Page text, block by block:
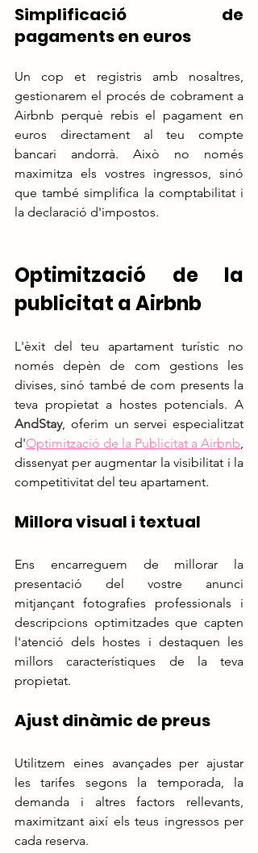
Simplificació de
pagaments en euros
Un cop et registris amb nosaltres,
gestionarem el procés de cobrament a
Airbnb perquè rebis el pagament en
euros directament al teu compte
bancari andorrà. Això no només
maximitza els vostres ingressos, sinó
que també simplifica la comptabilitat i
la declaració d'impostos.
Optimització de la
publicitat a Airbnb
L'èxit del teu apartament turístic no
només depèn de com gestions les
divises, sinó també de com presents la
AndStay, oferim un servei especialitzat
d'Optimització de la Publicitat a Airbnb,
dissenyat per augmentar la visibilitat i la
competitivitat del teu apartament.
Millora visual i textual
Ens encarreguem de millorar la
presentació del vostre anunci
mitjançant fotografies professionals i
descripcions optimitzades que capten
l'atenció dels hostes i destaquen les
millors característiques de la teva
propietat.
Ajust dinàmic de preus
Utilitzem eines avançades per ajustar
les tarifes segons la temporada, la
demanda i altres factors rellevants,
maximitzant així els teus ingressos per
cada reserva.